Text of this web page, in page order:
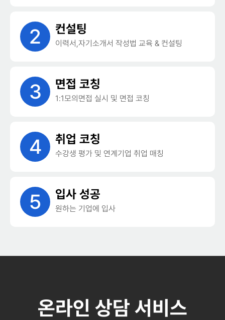
2 컨설팅
이력서,자기소개서 작성법 교육 & 컨설팅
3 면접 코칭
1:1모의면접 실시 및 면접 코칭
4 취업 코칭
수강생 평가 및 연계기업 취업 매칭
5 입사 성공
원하는 기업에 입사
온라인 상담 서비스